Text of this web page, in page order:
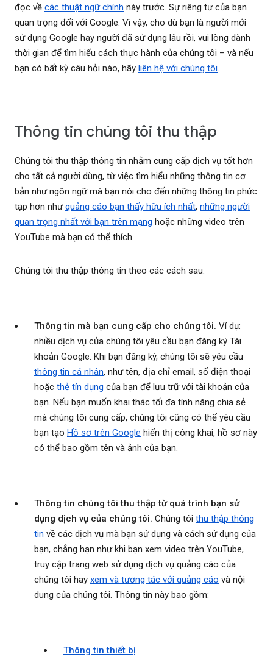
đọc về các thuật ngữ chính này trước. Sự riêng tư của bạn
quan trọng đối với Google. Vì vậy, cho dù bạn là người mới
sử dụng Google hay người đã sử dụng lâu rồi, vui lòng dành
thời gian để tìm hiểu cách thực hành của chúng tôi – và nếu
bạn có bất kỳ câu hỏi nào, hãy liên hệ với chúng tôi.
Thông tin chúng tôi thu thập
Chúng tôi thu thập thông tin nhằm cung cấp dịch vụ tốt hơn
cho tất cả người dùng, từ việc tìm hiểu những thông tin cơ
bản như ngôn ngữ mà bạn nói cho đến những thông tin phức
tạp hơn nhưquảng cáo bạn thấy hữu ích nhất, những người
quan trọng nhất với bạn trên mạng hoặc những video trên
YouTube mà bạn có thể thích.
Chúng tôi thu thập thông tin theo các cách sau:
Thông tin mà bạn cung cấp cho chúng tôi. Ví dụ:
nhiều dịch vụ của chúng tôi yêu cầu bạn đăng ký Tài
khoản Google. Khi bạn đăng ký, chúng tôi sẽ yêu cầu
thông tin cá nhân, như tên, địa chỉ email, số điện thoại
hoặc thẻ tín dụng của bạn để lưu trữ với tài khoản của
bạn. Nếu bạn muốn khai thác tối đa tính năng chia sẻ
mà chúng tôi cung cấp, chúng tôi cũng có thể yêu cầu
bạn tạo Hồ sơ trên Google hiển thị công khai, hồ sơ này
có thể bao gồm tên và ảnh của bạn.
Thông tin chúng tôi thu thập từ quá trình bạn sử
dụng dịch vụ của chúng tôi. Chúng tôi thu thập thông
tin về các dịch vụ mà bạn sử dụng và cách sử dụng của
bạn, chẳng hạn như khi bạn xem video trên YouTube,
truy cập trang web sử dụng dịch vụ quảng cáo của
chúng tôi hay xem và tương tác với quảng cáo và nội
dung của chúng tôi. Thông tin này bao gồm:
Thông tin thiết bị